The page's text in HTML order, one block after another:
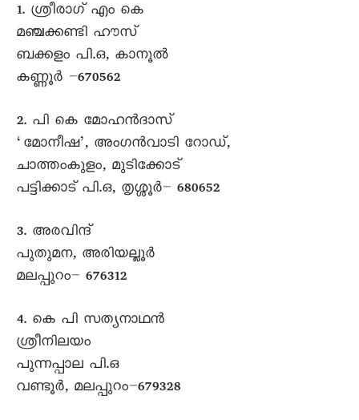
1. ശ്രീരാഗ് എം കെ
മഞ്ചക്കണ്ടി ഹൗസ്
ബക്കളം പി.ഒ, കാനൂൽ
കണ്ണൂർ –670562
2. പി കെ മോഹൻദാസ്
‘മോനീഷ’, അംഗൻവാടി റോഡ്,
ചാത്തംകുളം, മുടിക്കോട്
പട്ടിക്കാട് പി.ഒ, തൃശ്ശൂർ– 680652
3. അരവിന്ദ്
പുതുമന, അരിയല്ലൂർ
മലപ്പുറം– 676312
4. കെ പി സത്യനാഥൻ
ശ്രീനിലയം
പുന്നപ്പാല പി.ഒ
വണ്ടൂർ, മലപ്പുറം–679328